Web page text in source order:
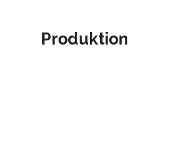
Produktion